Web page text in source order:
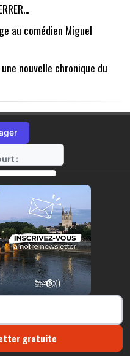
au comédien Miguel
nouvelle chronique du
:
https://radio-g.fr?7768
gratuite